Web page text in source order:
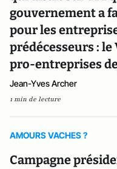
gouvernement a
pour les
prédécesseurs :
pro-entreprises
Jean-Yves Archer
1 min de lecture
AMOURS VACHES ?
Campagne